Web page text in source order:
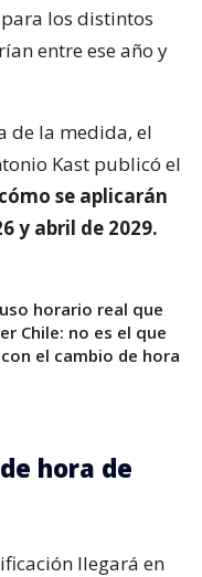
los distintos
entre ese año y
de la medida, el
Kast publicó el
se aplicarán
y abril de 2029.
horario real que
Chile: no es el que
el cambio de hora
hora de
llegará en